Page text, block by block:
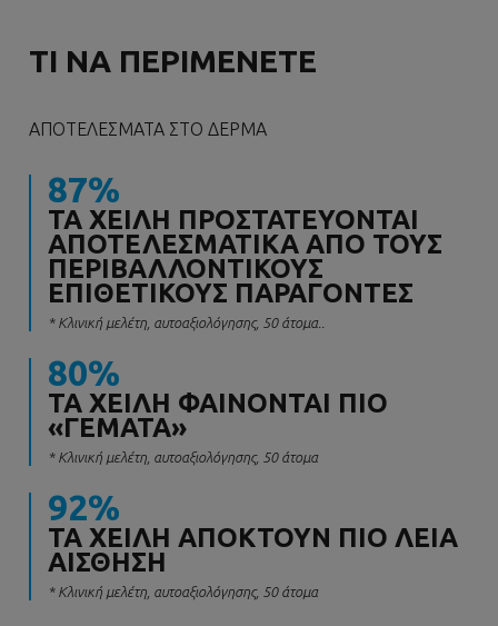
ΤΙ ΝΑ ΠΕΡΙΜΕΝΕΤΕ
ΑΠΟΤΕΛΈΣΜΑΤΑ ΣΤΟ ΔΈΡΜΑ
87%
ΤΑ ΧΕΊΛΗ ΠΡΟΣΤΑΤΕΎΟΝΤΑΙ
ΑΠΟΤΕΛΕΣΜΑΤΙΚΆ ΑΠΌ ΤΟΥΣ
ΠΕΡΙΒΑΛΛΟΝΤΙΚΟΎΣ
ΕΠΙΘΕΤΙΚΟΎΣ ΠΑΡΆΓΟΝΤΕΣ
* Κλινική μελέτη, αυτοαξιολόγησης, 50 άτομα..
80%
ΤΑ ΧΕΊΛΗ ΦΑΊΝΟΝΤΑΙ ΠΙΟ
«ΓΕΜΆΤΑ»
* Κλινική μελέτη, αυτοαξιολόγησης, 50 άτομα
92%
ΤΑ ΧΕΊΛΗ ΑΠΟΚΤΟΎΝ ΠΙΟ ΛΕΊΑ
ΑΊΣΘΗΣΗ
* Κλινική μελέτη, αυτοαξιολόγησης, 50 άτομα